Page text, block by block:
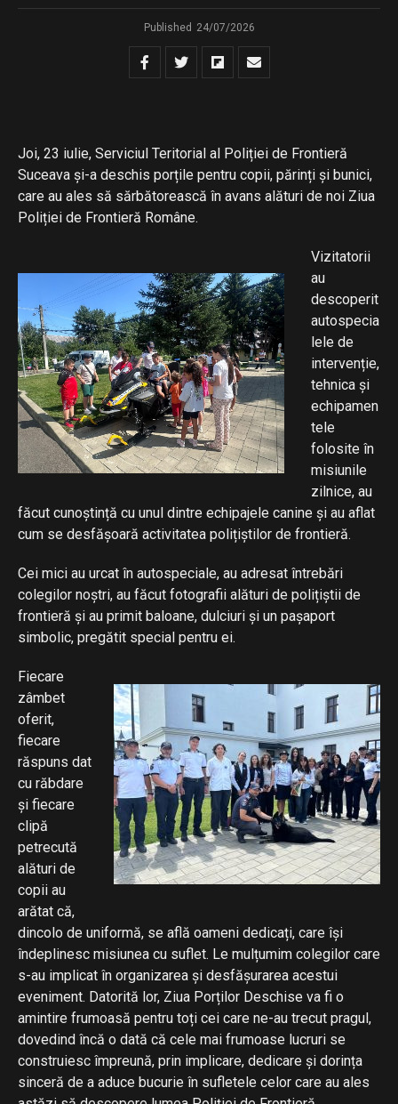
Published 24/07/2026
Joi, 23 iulie, Serviciul Teritorial al Poliției de Frontieră
Suceava și-a deschis porțile pentru copii, părinți și bunici,
care au ales să sărbătorească în avans alături de noi Ziua
Poliției de Frontieră Române.
Vizitatorii
au
descoperit
autospecia
lele de
intervenție,
tehnica și
echipamen
tele
folosite în
misiunile
zilnice, au
făcut cunoștință cu unul dintre echipajele canine și au aflat
cum se desfășoară activitatea polițiștilor de frontieră.
Cei mici au urcat în autospeciale, au adresat întrebări
colegilor noștri, au făcut fotografii alături de polițiștii de
frontieră și au primit baloane, dulciuri și un pașaport
simbolic, pregătit special pentru ei.
Fiecare
zâmbet
oferit,
fiecare
răspuns dat
cu răbdare
și fiecare
clipă
petrecută
alături de
copii au
arătat că,
dincolo de uniformă, se află oameni dedicați, care își
îndeplinesc misiunea cu suflet. Le mulțumim colegilor care
s-au implicat în organizarea și desfășurarea acestui
eveniment. Datorită lor, Ziua Porților Deschise va fi o
amintire frumoasă pentru toți cei care ne-au trecut pragul,
dovedind încă o dată că cele mai frumoase lucruri se
construiesc împreună, prin implicare, dedicare și dorința
sinceră de a aduce bucurie în sufletele celor care au ales